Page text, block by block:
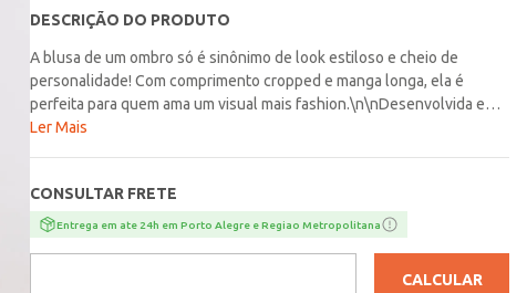
DESCRIÇÃO DO PRODUTO
A blusa de um ombro só é sinônimo de look estiloso e cheio de
personalidade! Com comprimento cropped e manga longa, ela é
perfeita para quem ama um visual mais fashion.\n\nDesenvolvida em
malha texturizada, essa blusa cropped tem um caimento mais
longa equilibra a proposta e deixa a peça mais estilosa. Aposte com
calça wide leg, saia midi ou short jeans para um look equilibrado!
Ler Mais
CONSULTAR FRETE
Entrega em ate 24h em Porto Alegre e Regiao Metropolitana
CALCULAR